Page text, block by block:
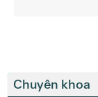
Chuyên khoa